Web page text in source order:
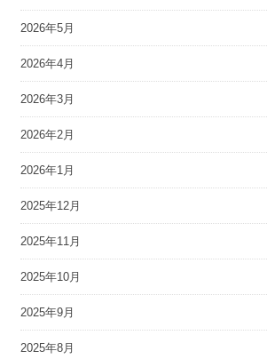
2026年5月
2026年4月
2026年3月
2026年2月
2026年1月
2025年12月
2025年11月
2025年10月
2025年9月
2025年8月